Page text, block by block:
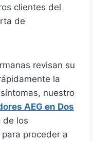
clientes del
de
revisan su
la
nuestro
AEG en Dos
de los
proceder a